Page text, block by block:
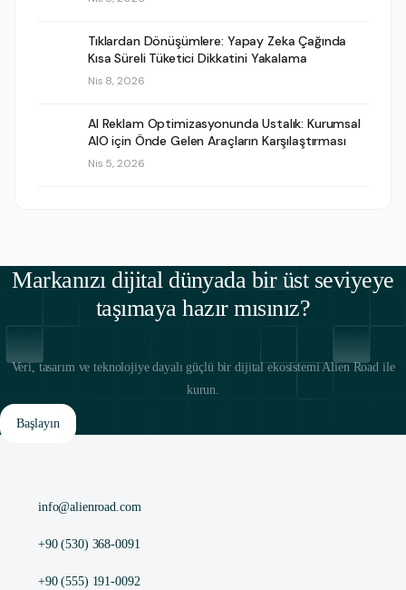
Tıklardan Dönüşümlere: Yapay Zeka Çağında
Kısa Süreli Tüketici Dikkatini Yakalama
Nis 8, 2026
AI Reklam Optimizasyonunda Ustalık: Kurumsal
AIO için Önde Gelen Araçların Karşılaştırması
Nis 5, 2026
Markanızı dijital dünyada bir üst seviyeye
taşımaya hazır mısınız?
Veri, tasarım ve teknolojiye dayalı güçlü bir dijital ekosistemi Alien Road ile
kurun.
Başlayın
info@alienroad.com
+90 (530) 368-0091
+90 (555) 191-0092